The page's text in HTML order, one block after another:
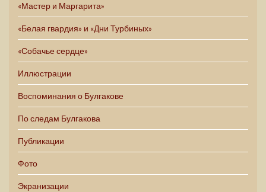
«Мастер и Маргарита»
«Белая гвардия» и «Дни Турбиных»
«Собачье сердце»
Иллюстрации
Воспоминания о Булгакове
По следам Булгакова
Публикации
Фото
Экранизации